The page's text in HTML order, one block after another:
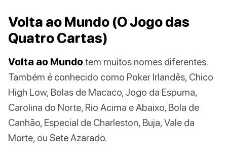
Volta ao Mundo (O Jogo das
Quatro Cartas)
Volta ao Mundotem muitos nomes diferentes.
Também é conhecido como Poker Irlandês, Chico
High Low, Bolas de Macaco, Jogo da Espuma,
Carolina do Norte, Rio Acima e Abaixo, Bola de
Canhão, Especial de Charleston, Buja, Vale da
Morte, ou Sete Azarado.